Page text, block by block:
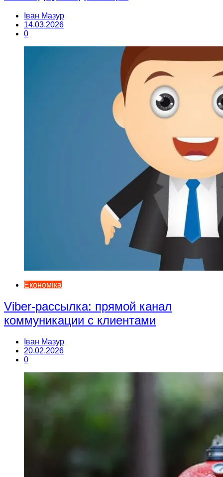
Іван Мазур
14.03.2026
0
Економіка
Viber-рассылка: прямой канал
коммуникации с клиентами
Іван Мазур
20.02.2026
0